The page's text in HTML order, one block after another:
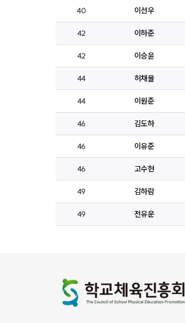
40 이선우
42 이하준
42 이승윤
44 허채율
44 이원준
46 김도하
46 이유준
46 고수현
49 김하람
49 전유운